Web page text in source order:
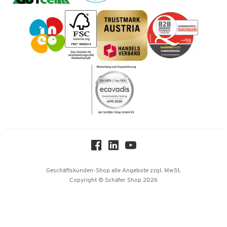
Geschichte
Impressum
Karriere
Kataloge
Geschäftskunden-Shop alle Angebote zzgl. MwSt.
Copyright © Schäfer Shop 2026